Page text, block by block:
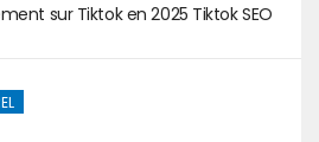
sur Tiktok en 2025 Tiktok SEO